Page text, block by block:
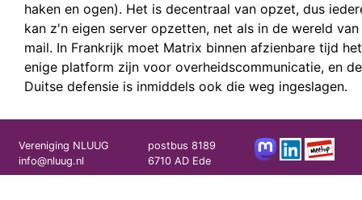
haken en ogen). Het is decentraal van opzet, dus
kan z'n eigen server opzetten, net als in de wereld
mail. In Frankrijk moet Matrix binnen afzienbare tijd het
enige platform zijn voor overheidscommunicatie, en de
Duitse defensie is inmiddels ook die weg ingeslagen.
Vereniging NLUUG
info@nluug.nl
postbus 8189
6710 AD Ede